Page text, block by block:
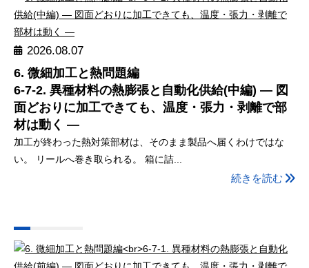
2026.08.07
6. 微細加工と熱問題編
6-7-2. 異種材料の熱膨張と自動化供給(中編) ― 図
面どおりに加工できても、温度・張力・剥離で部
材は動く ―
加工が終わった熱対策部材は、そのまま製品へ届くわけではな
い。 リールへ巻き取られる。 箱に詰...
続きを読む